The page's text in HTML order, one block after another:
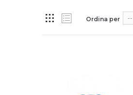
Ordina per --